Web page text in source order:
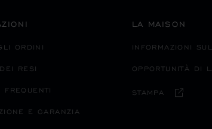
ORDINI
RESI
FREQUENTI
E GARANZIA
LA MAISON
INFORMAZIONI
OPPORTUNITÀ DI
STAMPA